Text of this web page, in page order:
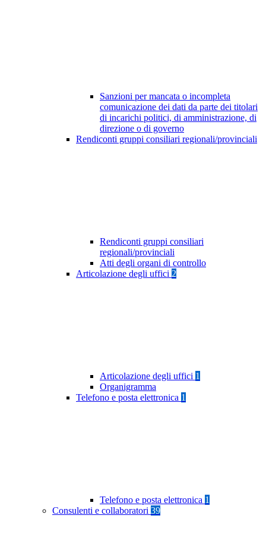
Sanzioni per mancata o incompleta
comunicazione dei dati da parte dei titolari
di incarichi politici, di amministrazione, di
direzione o di governo
Rendiconti gruppi consiliari regionali/provinciali
Rendiconti gruppi consiliari
regionali/provinciali
Atti degli organi di controllo
Articolazione degli uffici 2
Articolazione degli uffici 1
Organigramma
Telefono e posta elettronica 1
Telefono e posta elettronica 1
Consulenti e collaboratori 39